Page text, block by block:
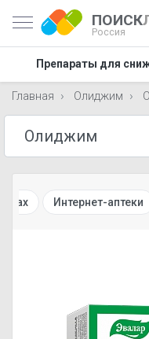
ПОИСК
Россия
Препараты для
Главная Олиджим
Интернет-аптеки